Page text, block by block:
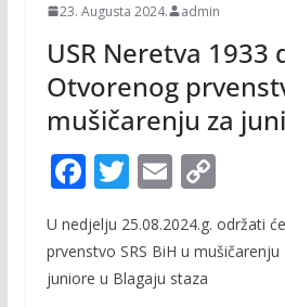
23. Augusta 2024. admin
USR Neretva 1933
Otvorenog
mušičarenju za
F
ac
e
b
T
w
itt
er
E
m
ai
l
C
p
U nedjelju 25.08.2024.g. održati
prvenstvo SRS BiH u mušičarenju
juniore u Blagaju staza